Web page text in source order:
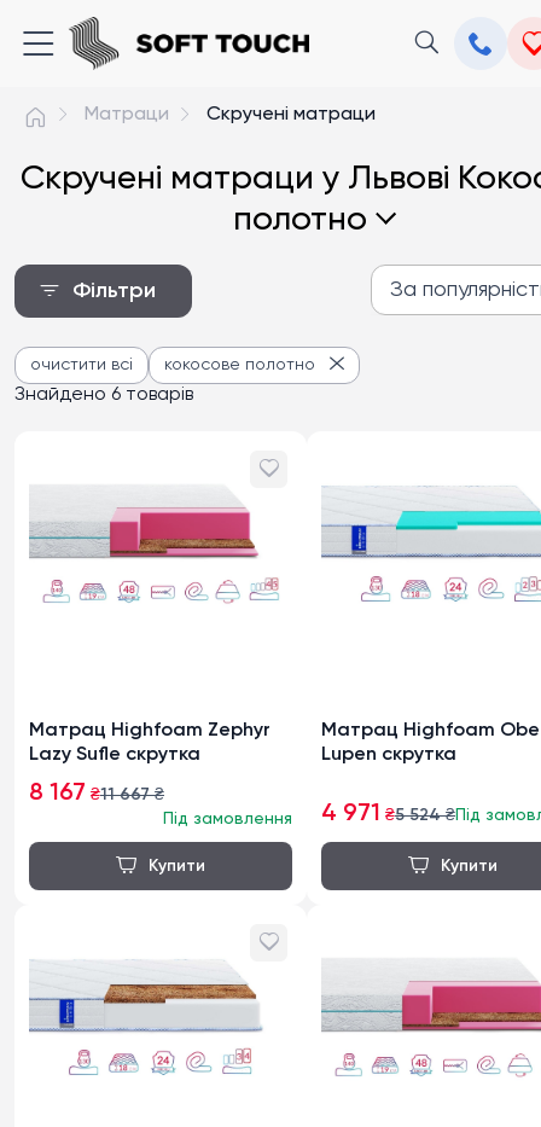
Матраци Скручені матраци
Скручені матраци у Львові
полотно
Фільтри За
За популярністю
Від дешевих до
Знайдено 6 товарів
очистити всі кокосове полотно
Матрац Highfoam Zephyr
Lazy Sufle скрутка
8 167 ₴11 667₴
Під замовлення
Матрац Highfoam
Lupen скрутка
4 971 ₴5 524₴Під